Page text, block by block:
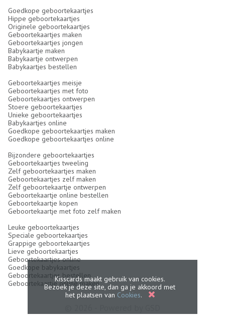
Goedkope geboortekaartjes
Hippe geboortekaartjes
Originele geboortekaartjes
Geboortekaartjes maken
Geboortekaartjes jongen
Babykaartje maken
Babykaartje ontwerpen
Babykaartjes bestellen
Geboortekaartjes meisje
Geboortekaartjes met foto
Geboortekaartjes ontwerpen
Stoere geboortekaartjes
Unieke geboortekaartjes
Babykaartjes online
Goedkope geboortekaartjes maken
Goedkope geboortekaartjes online
Bijzondere geboortekaartjes
Geboortekaartjes tweeling
Zelf geboortekaartjes maken
Geboortekaartjes zelf maken
Zelf geboortekaartje ontwerpen
Geboortekaartje online bestellen
Geboortekaartje kopen
Geboortekaartje met foto zelf maken
Leuke geboortekaartjes
Speciale geboortekaartjes
Grappige geboortekaartjes
Lieve geboortekaartjes
Geboortekaartjes online
Goedkope babykaartjes
Geboortekaartjes bestellen
Geboortekaartje online makenKisscards maakt gebruik van cookies.
Bezoek je deze site, dan ga je akkoord met
het plaatsen van Cookies.